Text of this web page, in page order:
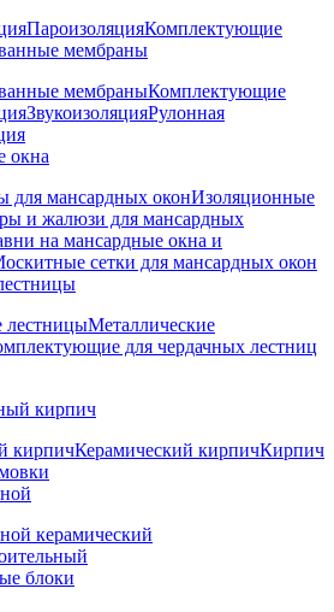
ПароизоляцияКомплектующие
мембраны
мембраныКомплектующие
ЗвукоизоляцияРулонная
окна
для мансардных оконИзоляционные
и жалюзи для мансардных
на мансардные окна и
сетки для мансардных окон
лестницыМеталлические
для чердачных лестниц
кирпич
кирпичКерамический кирпичКирпич
керамический
блоки